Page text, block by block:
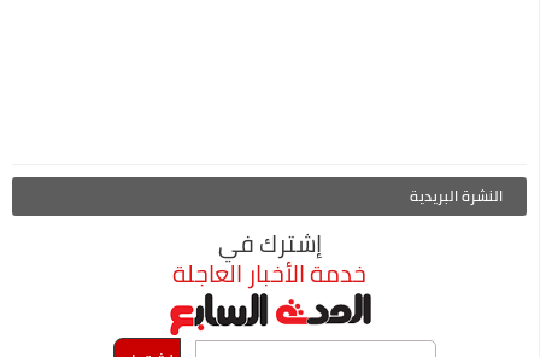
النشرة البريدية
إشترك في
خدمة الأخبار العاجلة